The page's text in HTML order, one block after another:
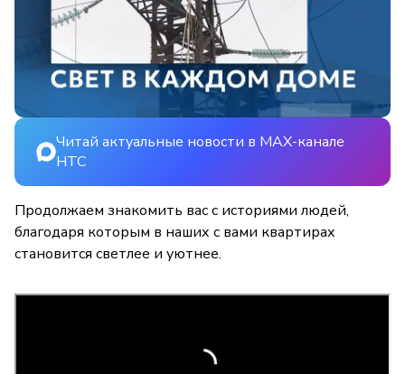
Читай актуальные новости в MAX-канале
НТС
Продолжаем знакомить вас с историями людей,
благодаря которым в наших с вами квартирах
становится светлее и уютнее.